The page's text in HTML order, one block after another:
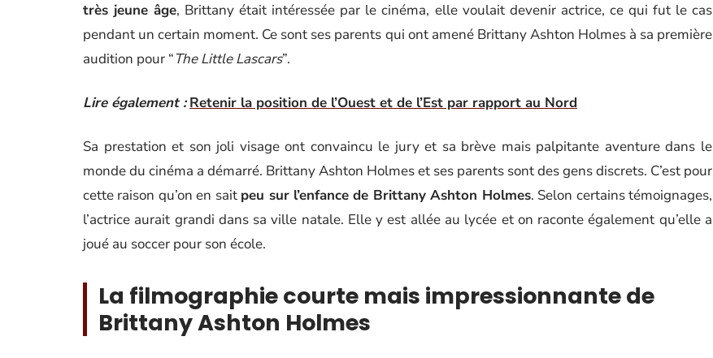
très jeune âge, Brittany était intéressée par le cinéma, elle voulait devenir actrice, ce qui fut le cas
pendant un certain moment. Ce sont ses parents qui ont amené Brittany Ashton Holmes à sa première
audition pour “The Little Lascars”.
Lire également : Retenir la position de l’Ouest et de l’Est par rapport au Nord
Sa prestation et son joli visage ont convaincu le jury et sa brève mais palpitante aventure dans le
monde du cinéma a démarré. Brittany Ashton Holmes et ses parents sont des gens discrets. C’est pour
cette raison qu’on en sait peu sur l’enfance de Brittany Ashton Holmes. Selon certains témoignages,
l’actrice aurait grandi dans sa ville natale. Elle y est allée au lycée et on raconte également qu’elle a
joué au soccer pour son école.
La filmographie courte mais impressionnante de
Brittany Ashton Holmes